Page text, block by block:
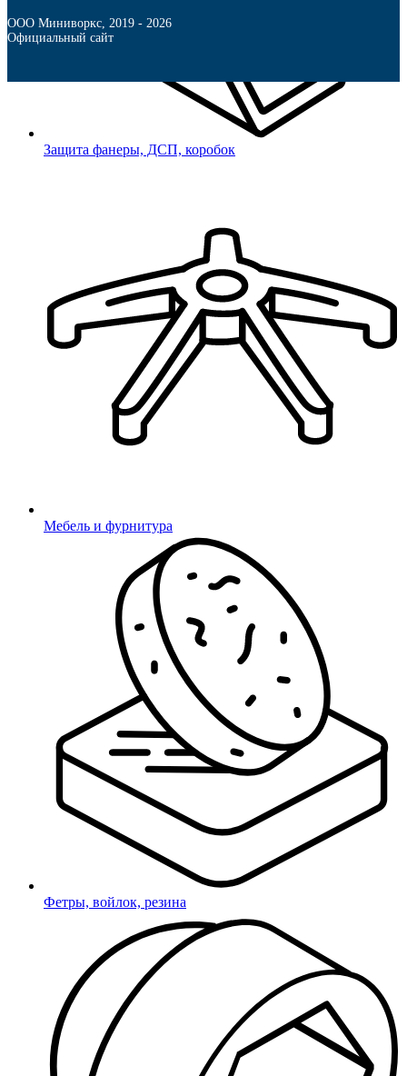
Защита фанеры, ДСП, коробок
Мебель и фурнитура
Фетры, войлок, резина
ООО Миниворкс, 2019 - 2026
Официальный сайт